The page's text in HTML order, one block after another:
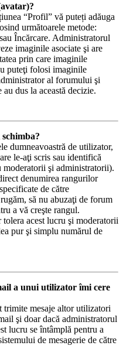
“Profil” vă puteți adăuga
următoarele metode:
Încărcare. Administratorul
imaginile asociate şi are
prin care imaginile
puteţi folosi imaginile
al forumului şi
dus la această decizie.
dumneavoastră de utilizator,
le-aţi scris sau identifică
şi administratorii).
denumirea rangurilor
de către
să nu abuzaţi de forum
a vă creşte rangul.
acest lucru şi moderatorii
pur şi simplu numărul de
a unui utilizator îmi cere
mesaje altor utilizatori
şi doar dacă administratorul
lucru se întâmplă pentru a
de mesagerie de către